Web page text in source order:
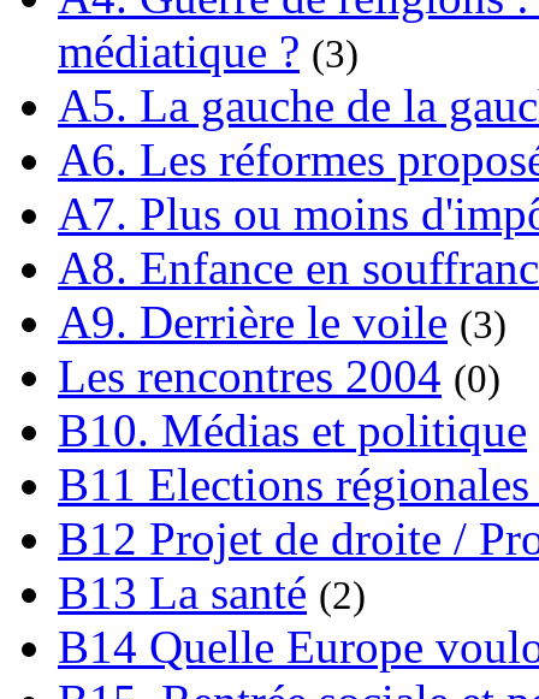
médiatique ? (3)
A5. La gauche de la
A6. Les réformes
A7. Plus ou moins
A8. Enfance en
A9. Derrière le voile (3)
Les rencontres 2004 (0)
B10. Médias et politique
B11 Elections régionales
B12 Projet de droite /
B13 La santé (2)
B14 Quelle Europe